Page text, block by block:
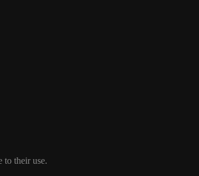
to their use.